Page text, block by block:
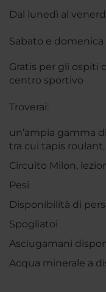
Dal lunedì al
Sabato e domenica
Gratis per gli ospiti
centro sportivo
Troverai:
un’ampia gamma
tra cui tapis
Circuito Milon,
Pesi
Disponibilità di
Spogliatoi
Asciugamani
Acqua minerale a